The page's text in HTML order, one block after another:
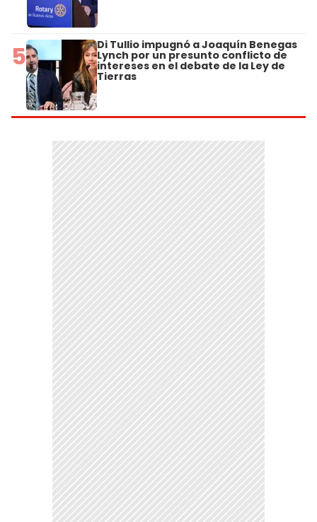
5 Di Tullio impugnó a Joaquín Benegas
Lynch por un presunto conflicto de
intereses en el debate de la Ley de
Tierras